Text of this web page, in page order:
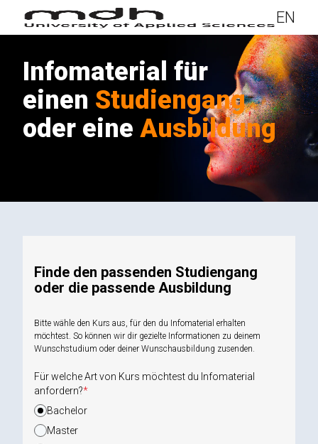
EN
Infomaterial für
einen Studiengang
oder eine Ausbildung
Finde den passenden Studiengang
oder die passende Ausbildung
Bitte wähle den Kurs aus, für den du Infomaterial erhalten
möchtest. So können wir dir gezielte Informationen zu deinem
Wunschstudium oder deiner Wunschausbildung zusenden.
Für welche Art von Kurs möchtest du Infomaterial
anfordern?*
Bachelor
Master